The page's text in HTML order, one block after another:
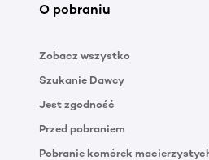
O pobraniu
Zobacz wszystko
Szukanie Dawcy
Jest zgodność
Przed pobraniem
Pobranie komórek